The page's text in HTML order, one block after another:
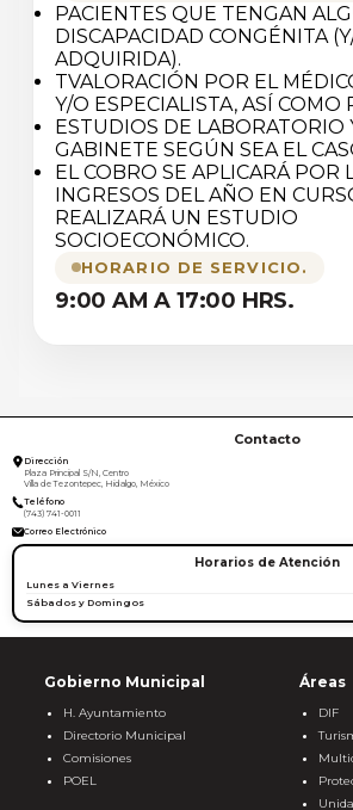
PACIENTES QUE TENGAN
DISCAPACIDAD CONGÉNITA
ADQUIRIDA).
TVALORACIÓN POR EL
Y/O ESPECIALISTA, ASÍ COMO
ESTUDIOS DE LABORATORIO
GABINETE SEGÚN SEA EL
EL COBRO SE APLICARÁ POR
INGRESOS DEL AÑO EN
REALIZARÁ UN ESTUDIO
SOCIOECONÓMICO.
HORARIO DE SERVICIO.
9:00 AM A 17:00 HRS.
Contacto
Dirección
Plaza Principal S/N, Centro
Villa de Tezontepec, Hidalgo, México
Teléfono
(743) 741-0011
Correo Electrónico
Horarios de Atención
Lunes a Viernes
Sábados y Domingos
Gobierno Municipal
H. Ayuntamiento
Directorio Municipal
Comisiones
POEL
Áreas
DIF